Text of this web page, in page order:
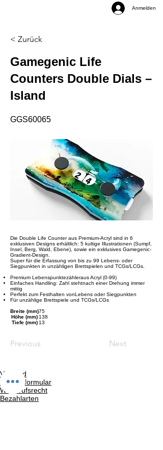
Anmelden
< Zurück
Gamegenic Life
Counters Double Dials –
Island
GGS60065
Die Double Life Counter aus Premium-Acryl sind in 6
exklusiven Designs erhältlich: 5 kultige Illustrationen (Sumpf,
Insel, Berg, Wald, Ebene), sowie ein exklusives Gamegenic-
Gradient-Design.
Super für die Erfassung von bis zu 99 Lebens- oder
Siegpunkten in unzähligen Brettspielen und TCGs/LCGs.
Premium Lebenspunktezähleraus Acryl (0-99)
Einfaches Handling: Zahl stehtnach einer Drehung immer
mittig
Perfekt zum Festhalten vonLebens oder Siegpunkten
Für unzählige Brettspiele und TCGs/LCGs
Breite (mm)75
Höhe (mm) 138
Tiefe (mm) 13
Previous Next
Versand
Kontaktformular
Widerrufsrecht
Bezahlarten